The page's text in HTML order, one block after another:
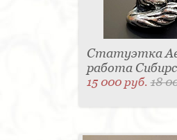
Статуэтка
работа
15 000 руб.18